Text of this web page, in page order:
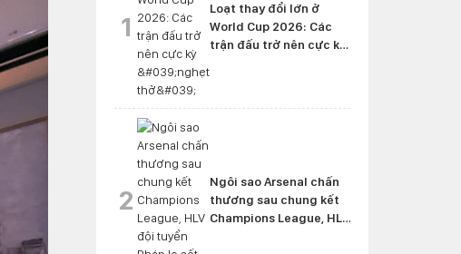
1
Loạt thay đổi lớn ở
World Cup 2026: Các
trận đấu trở nên cực kỳ
2
Ngôi sao Arsenal chấn
thương sau chung kết
Champions League, HLV